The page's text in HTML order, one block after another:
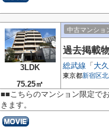
3LDK
75.25㎡
中古マンショ
過去掲載
総武線 「 大
東京都新宿区
■■こちらのマンション限定で
きます。